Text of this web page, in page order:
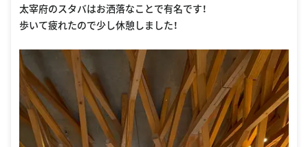
太宰府のスタバはお洒落なことで有名です！
歩いて疲れたので少し休憩しました！